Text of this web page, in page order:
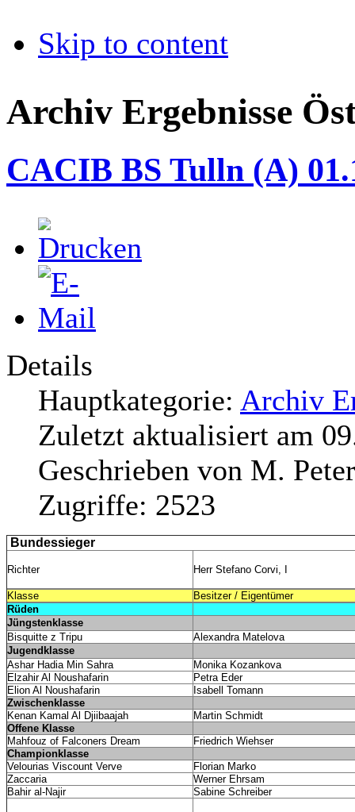
Skip to content
Archiv Ergebnisse
CACIB BS Tulln (A)
Details
Hauptkategorie: Archiv
Zuletzt aktualisiert am
Geschrieben von M.
Zugriffe: 2523
Bundessieger
Richter Herr Stefano Corvi, I
Klasse
Besitzer / Eigentümer
Rüden
Jüngstenklasse
Bisquitte z Tripu
Alexandra Matelova
Jugendklasse
Ashar Hadia Min Sahra
Monika Kozankova
Elzahir Al Noushafarin
Petra Eder
Elion Al Noushafarin
Isabell Tomann
Zwischenklasse
Kenan Kamal Al Djiibaajah
Martin Schmidt
Offene Klasse
Mahfouz of Falconers Dream
Friedrich Wiehser
Championklasse
Velourias Viscount Verve
Florian Marko
Zaccaria
Werner Ehrsam
Bahir al-Najir
Sabine Schreiber